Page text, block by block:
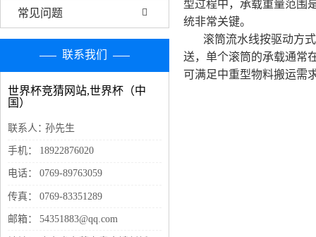
常见问题
联系我们
世界杯竞猜网站,世界杯（中
国）
联系人：孙先生
手机： 18922876020
电话： 0769-89763059
传真： 0769-83351289
邮箱： 54351883@qq.com
型过程中，承载重量范围
统非常关键。
滚筒流水线按驱动方
送，单个滚筒的承载通常
可满足中重型物料搬运需